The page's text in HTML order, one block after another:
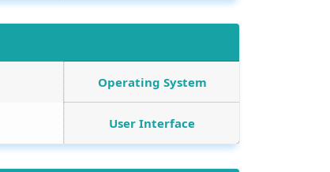
Operating System
User Interface